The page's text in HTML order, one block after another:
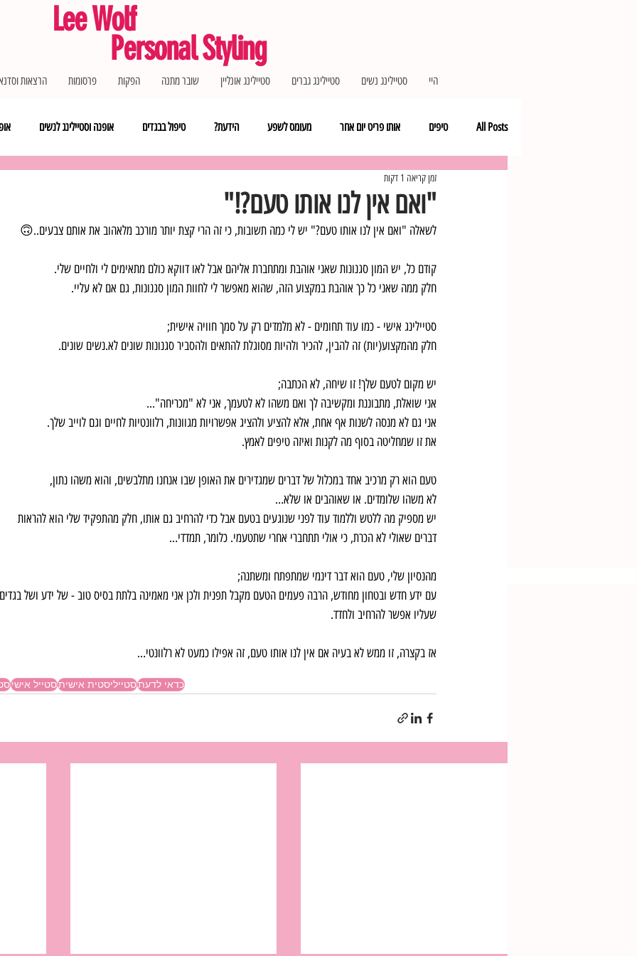
Lee Wolf
Personal Styling
הרצאות פרסומות הפקות שובר מתנה סטיילינג אונליין סטיילינג גברים סטיילינג נשים היי
All Posts טיפים אותו פריט יום אחר מעומס לשפע הידעת? טיפול בבגדים אופנה וסטיילינג לנשים
פרטים קטנים, הבדל גדול
"ואם אין לנו אותו טעם?!"
זמן קריאה 1 דקות
לשאלה "ואם אין לנו אותו טעם?" יש לי כמה תשובות, כי זה הרי קצת יותר מורכב מלאהוב את אותם צבעים..🙃
קודם כל, יש המון סגנונות שאני אוהבת ומתחברת אליהם אבל לאו דווקא כולם מתאימים לי ולחיים שלי.
חלק ממה שאני כל כך אוהבת במקצוע הזה, שהוא מאפשר לי לחוות המון סגנונות, גם אם לא עליי.
סטיילינג אישי - כמו עוד תחומים - לא מלמדים רק על סמך חוויה אישית;
חלק מהמקצוע(יות) זה להבין, להכיר ולהיות מסוגלת להתאים ולהסביר סגנונות שונים לא.נשים שונים.
יש מקום לטעם שלך! זו שיחה, לא הכתבה;
אני שואלת, מתבוננת ומקשיבה לך ואם משהו לא לטעמך, אני לא "מכריחה"...
אני גם לא מנסה לשנות אף אחת, אלא להציע ולהציג אפשרויות מגוונות, רלוונטיות לחיים וגם לוייב שלך.
את זו שמחליטה בסוף מה לקנות ואיזה טיפים לאמץ.
טעם הוא רק מרכיב אחד במכלול של דברים שמגדירים את האופן שבו אנחנו מתלבשים, והוא משהו נתון,
לא משהו שלומדים. או שאוהבים או שלא…
יש מספיק מה ללטש וללמוד עוד לפני שנוגעים בטעם אבל כדי להרחיב גם אותו, חלק מהתפקיד שלי הוא להראות
דברים שאולי לא הכרת, כי אולי תתחברי אחרי שתטעמי. כלומר, תמדדי…
מהנסיון שלי, טעם הוא דבר דינמי שמתפתח ומשתנה;
עם ידע חדש ובטחון מחודש, הרבה פעמים הטעם מקבל תפנית ולכן אני מאמינה בלתת בסיס טוב - של ידע ושל
שעליו אפשר להרחיב ולחדד.
אז בקצרה, זו ממש לא בעיה אם אין לנו אותו טעם, זה אפילו כמעט לא רלוונטי…
כדאי לדעתסטייליסטית אישיתסטייל אישי